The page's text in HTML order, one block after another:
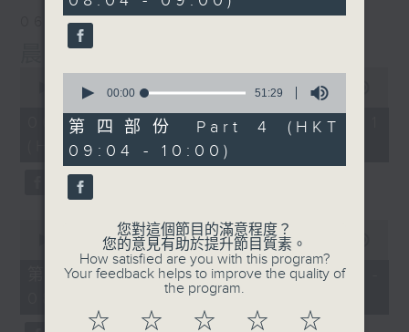
06/08/2026
晨光第一線
seconds
minutes,
seconds
00:00 55:59
06/08/2026 - 第一部份 Part 1
(HKT 06:04 - 07:00)
seconds
seconds
55:59
第二部份 Part 2 (HKT 07:04 -
seconds
seconds
51
minutes,
29
seconds
00:00 51:29
第四部份 Part 4 (HKT
09:04 - 10:00)
您對這個節目的滿意程度？
您的意見有助於提升節目質素。
How satisfied are you with this program?
Your feedback helps to improve the quality of
the program.
☆ ☆ ☆ ☆ ☆